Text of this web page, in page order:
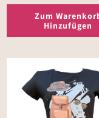
Zum
Hinzufügen